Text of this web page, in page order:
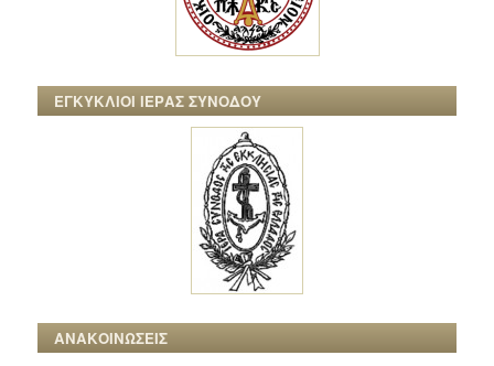
ΕΓΚΥΚΛΙΟΙ ΙΕΡΑΣ ΣΥΝΟΔΟΥ
ΑΝΑΚΟΙΝΩΣΕΙΣ